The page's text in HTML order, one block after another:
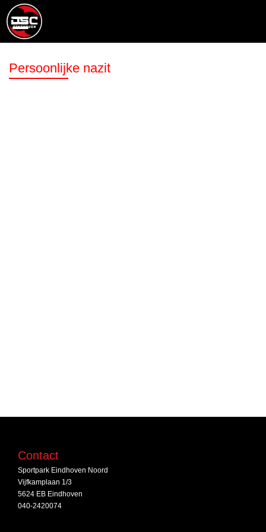
Persoonlijke nazit
Contact
Sportpark Eindhoven Noord
Vijfkamplaan 1/3
5624 EB Eindhoven
040-2420074